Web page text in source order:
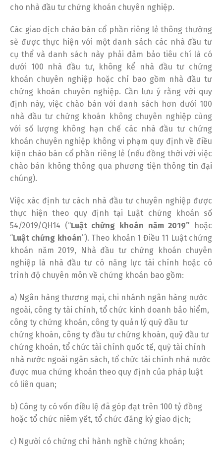
cho nhà đầu tư chứng khoán chuyên nghiệp.
Các giao dịch chào bán cổ phần riêng lẻ thông thường
sẽ được thực hiện với một danh sách các nhà đầu tư
cụ thể và danh sách này phải đảm bảo tiêu chí là có
dưới 100 nhà đầu tư, không kể nhà đầu tư chứng
khoán chuyên nghiệp hoặc chỉ bao gồm nhà đầu tư
chứng khoán chuyên nghiệp. Cần lưu ý rằng với quy
định này, việc chào bán với danh sách hơn dưới 100
nhà đầu tư chứng khoán không chuyên nghiệp cùng
với số lượng không hạn chế các nhà đầu tư chứng
khoán chuyên nghiệp không vi phạm quy định về điều
kiện chào bán cổ phần riêng lẻ (nếu đồng thời với việc
chào bán không thông qua phương tiện thông tin đại
chúng).
Việc xác định tư cách nhà đầu tư chuyên nghiệp được
thực hiện theo quy định tại Luật chứng khoán số
54/2019/QH14 (“Luật chứng khoán năm 2019” hoặc
“Luật chứng khoán”). Theo khoản 1 Điều 11 Luật chứng
khoán năm 2019, Nhà đầu tư chứng khoán chuyên
nghiệp là nhà đầu tư có năng lực tài chính hoặc có
trình độ chuyên môn về chứng khoán bao gồm:
a) Ngân hàng thương mại, chi nhánh ngân hàng nước
ngoài, công ty tài chính, tổ chức kinh doanh bảo hiểm,
công ty chứng khoán, công ty quản lý quỹ đầu tư
chứng khoán, công ty đầu tư chứng khoán, quỹ đầu tư
chứng khoán, tổ chức tài chính quốc tế, quỹ tài chính
nhà nước ngoài ngân sách, tổ chức tài chính nhà nước
được mua chứng khoán theo quy định của pháp luật
có liên quan;
b) Công ty có vốn điều lệ đã góp đạt trên 100 tỷ đồng
hoặc tổ chức niêm yết, tổ chức đăng ký giao dịch;
c) Người có chứng chỉ hành nghề chứng khoán;